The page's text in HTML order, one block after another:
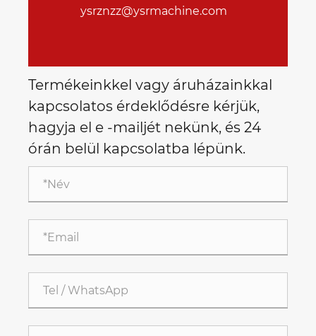
ysrznzz@ysrmachine.com
Termékeinkkel vagy áruházainkkal
kapcsolatos érdeklődésre kérjük,
hagyja el e -mailjét nekünk, és 24
órán belül kapcsolatba lépünk.